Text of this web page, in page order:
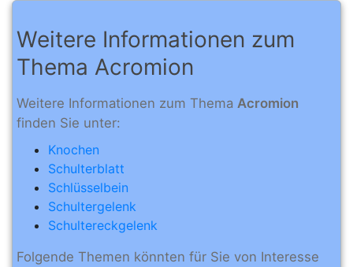
Weitere Informationen zum
Thema Acromion
Weitere Informationen zum Thema Acromion
finden Sie unter:
Knochen
Schulterblatt
Schlüsselbein
Schultergelenk
Schultereckgelenk
Folgende Themen könnten für Sie von Interesse